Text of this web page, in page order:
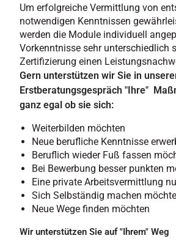
Um erfolgreiche Vermittlung von
notwendigen Kenntnissen
werden die Module individuell
Vorkenntnisse sehr unterschiedlich
Zertifizierung einen
Gern unterstützen wir Sie in
Erstberatungsgespräch "Ihre"
ganz egal ob sie sich:
Weiterbilden möchten
Neue berufliche Kenntnisse
Beruflich wieder Fuß fassen
Bei Bewerbung besser punkten
Eine private Arbeitsvermittlung
Sich Selbständig machen
Neue Wege finden möchten
Wir unterstützen Sie auf "Ihrem" Weg